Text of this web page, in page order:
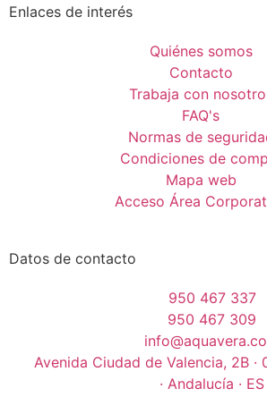
Enlaces de interés
Quiénes somos
Contacto
Trabaja con
FAQ's
Normas de
Condiciones de
Mapa web
Acceso Área
Datos de contacto
950 467 337
950 467 309
Avenida Ciudad de Valencia, 2B ·
· Andalucía · ES